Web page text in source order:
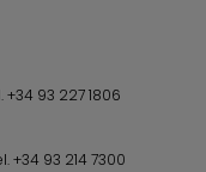
+34 93 227 1806
+34 93 214 7300